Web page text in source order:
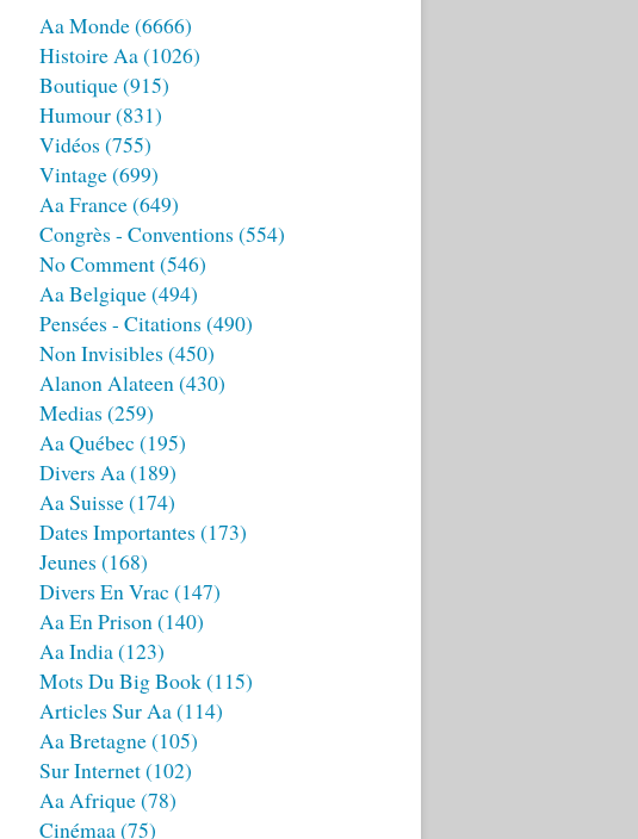
Aa Monde(6666)
Histoire Aa(1026)
Boutique(915)
Humour(831)
Vidéos (755)
Vintage(699)
Aa France(649)
Congrès - Conventions (554)
No Comment(546)
Aa Belgique(494)
Pensées - Citations (490)
Non Invisibles (450)
Alanon Alateen(430)
Medias (259)
Aa Québec (195)
Divers Aa(189)
Aa Suisse(174)
Dates Importantes (173)
Jeunes (168)
Divers En Vrac (147)
Aa En Prison(140)
Aa India(123)
Mots Du Big Book(115)
Articles Sur Aa(114)
Aa Bretagne(105)
Sur Internet(102)
Aa Afrique(78)
Cinémaa(75)